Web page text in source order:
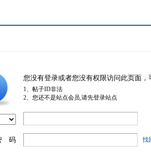
您没有登录或者您没有权限访问此页面
1、帖子ID非法
2、您还不是站点会员,请先登录站点
码 找